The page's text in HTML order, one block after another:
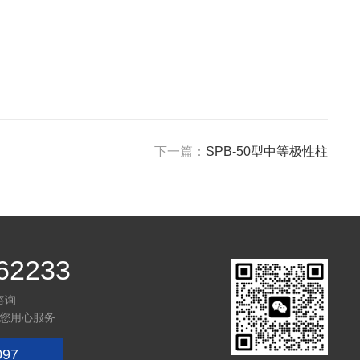
下一篇： SPB-50型中等极性柱
询
用心服务